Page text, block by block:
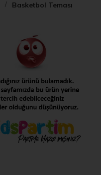
Basketbol Teması